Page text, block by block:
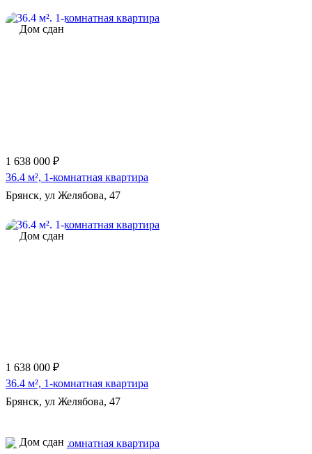
Дом сдан
1 638 000 ₽
36.4 м², 1-комнатная квартира
Брянск, ул Желябова, 47
Дом сдан
1 638 000 ₽
36.4 м², 1-комнатная квартира
Брянск, ул Желябова, 47
Дом сдан